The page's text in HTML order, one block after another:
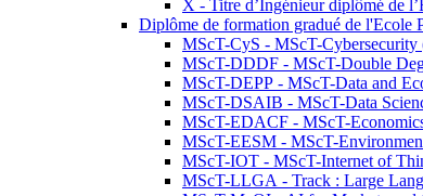
X - Titre d’Ingénieur diplômé de
Diplôme de formation gradué de l'Ecole
MScT-CyS - MScT-Cybersecurity
MScT-DDDF - MScT-Double
MScT-DEPP - MScT-Data and
MScT-DSAIB - MScT-Data
MScT-EDACF - MScT-
MScT-EESM - MScT-
MScT-IOT - MScT-Internet of
MScT-LLGA - Track : Large